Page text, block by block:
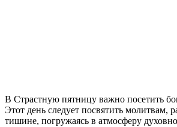
В Страстную пятницу важно посетить
Этот день следует посвятить молитвам,
тишине, погружаясь в атмосферу